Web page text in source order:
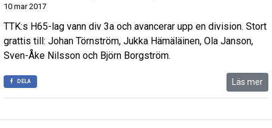
10 mar 2017
TTK:s H65-lag vann div 3a och avancerar upp en division. Stort
grattis till: Johan Törnström, Jukka Hämäläinen, Ola Janson,
Sven-Åke Nilsson och Björn Borgström.
DELA Läs mer